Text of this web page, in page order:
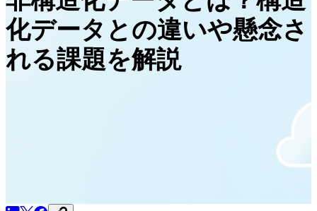
化データとの違いや懸念さ
れる課題を解説